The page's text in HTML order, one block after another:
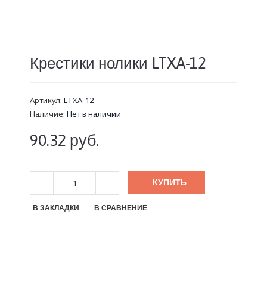
Крестики нолики LTXA-12
Артикул: LTXA-12
Наличие: Нет в наличии
90.32 руб.
КУПИТЬ
В ЗАКЛАДКИ В СРАВНЕНИЕ